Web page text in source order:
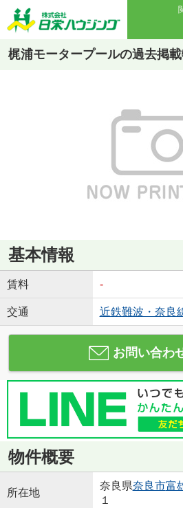
梶浦モータープールの過去掲
基本情報
賃料 -
交通 近鉄難波・奈良
お問い合わ
物件概要
所在地
奈良県奈良市富
１